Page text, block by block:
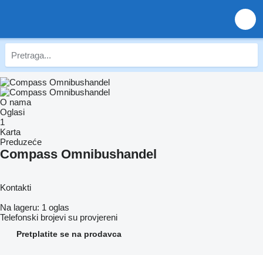
O nama
Oglasi
1
Karta
Preduzeće
Compass Omnibushandel
Kontakti
Na lageru: 1 oglas
Telefonski brojevi su provjereni
Pretplatite se na prodavca